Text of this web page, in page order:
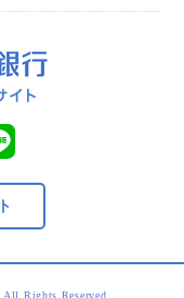
Rights Reserved.